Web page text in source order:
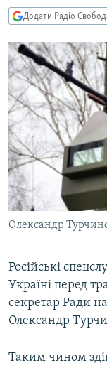
пошуку
УКРАЇНА
СВІТ
ТИ ЯК?
СХЕМИ
КИТАЙ.ВИКЛИКИ
МУЛЬТИМЕДІА
ФОТО
СПЕЦПРОЄКТИ
ПОДКАСТИ
КРИМ РЕАЛІЇ
УКР
КТАТ
ДОЛУЧАЙСЯ!
Додати Радіо
Олександр
Російські
Україні перед
секретар Ради
Олександр
Таким чином